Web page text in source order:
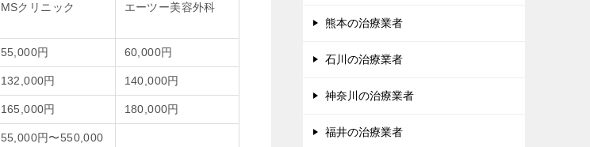
MSクリニック エーツー美容外科
55,000円 60,000円
132,000円 140,000円
165,000円 180,000円
55,000円〜550,000
熊本の治療業者
石川の治療業者
神奈川の治療業者
福井の治療業者